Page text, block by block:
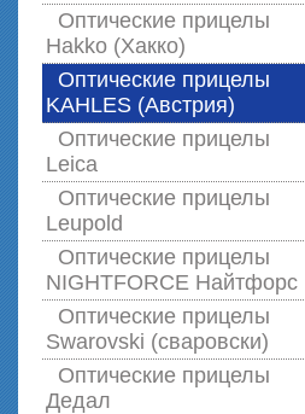
Оптические прицелы
Hakko (Хакко)
Оптические прицелы
KAHLES (Австрия)
Оптические прицелы
Leica
Оптические прицелы
Leupold
Оптические прицелы
NIGHTFORCE Найтфорс
Оптические прицелы
Swarovski (сваровски)
Оптические прицелы
Дедал